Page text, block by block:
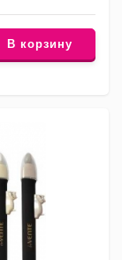
В корзину